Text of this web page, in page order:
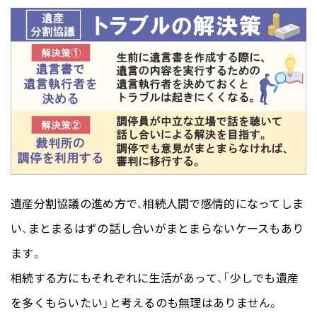
遺産分割協議の進め方で、相続人間で感情的になってしま
い、まとまるはずの話し合いがまとまらないケースもあり
ます。
相続する方にもそれぞれに生活があって、「少しでも遺産
を多くもらいたい」と考えるのも無理はありません。